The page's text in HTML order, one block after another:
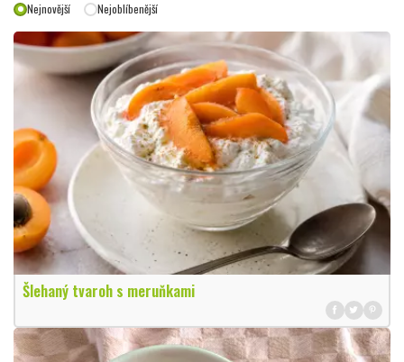
Nejnovější Nejoblíbenější
Šlehaný tvaroh s meruňkami